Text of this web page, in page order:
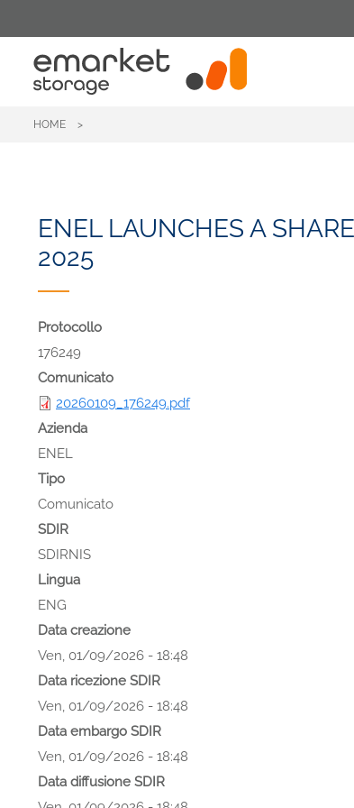
al
contenuto
principale
HOME
ENEL LAUNCHES A
2025
Protocollo
176249
Comunicato
20260109_176249.pdf
Azienda
ENEL
Tipo
Comunicato
SDIR
SDIRNIS
Lingua
ENG
Data creazione
Ven, 01/09/2026 - 18:48
Data ricezione SDIR
Ven, 01/09/2026 - 18:48
Data embargo SDIR
Ven, 01/09/2026 - 18:48
Data diffusione SDIR